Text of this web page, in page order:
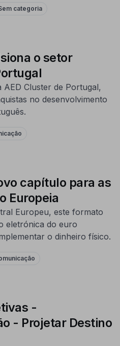
categoria
o setor
Cluster de Portugal,
no desenvolvimento
capítulo para as
Europeia
Europeu, este formato
eletrónica do euro
o dinheiro físico.
-
- Projetar Destino